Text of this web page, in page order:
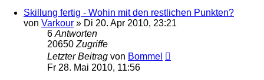
Skillung fertig - Wohin mit den restlichen Punkten?
von Varkour » Di 20. Apr 2010, 23:21
6 Antworten
20650 Zugriffe
Letzter Beitrag von Bommel
Fr 28. Mai 2010, 11:56